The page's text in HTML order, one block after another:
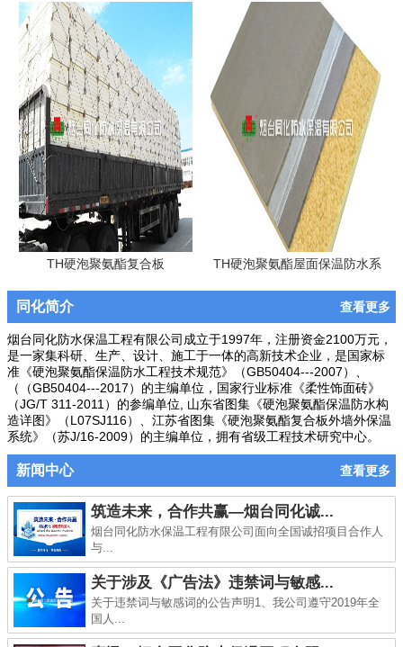
TH硬泡聚氨酯复合板
TH硬泡聚氨酯屋面保温防水系
同化简介 查看更多
烟台同化防水保温工程有限公司成立于1997年，注册资金2100万元，
是一家集科研、生产、设计、施工于一体的高新技术企业，是国家标
准《硬泡聚氨酯保温防水工程技术规范》（GB50404---2007）、
（（GB50404---2017）的主编单位，国家行业标准《柔性饰面砖》
（JG/T 311-2011）的参编单位, 山东省图集《硬泡聚氨酯保温防水构
造详图》（L07SJ116）、江苏省图集《硬泡聚氨酯复合板外墙外保温
系统》（苏J/16-2009）的主编单位，拥有省级工程技术研究中心。
新闻中心 查看更多
筑造未来，合作共赢—烟台同化诚...
烟台同化防水保温工程有限公司面向全国诚招项目合作人
与...
关于涉及《广告法》违禁词与敏感...
关于违禁词与敏感词的公告声明1、我公司遵守2019年全
国人...